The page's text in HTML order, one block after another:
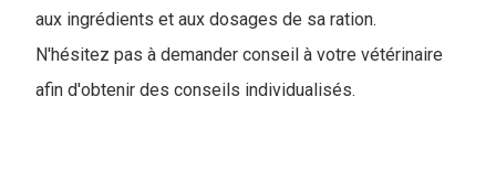
aux ingrédients et aux dosages de sa ration.
N'hésitez pas à demander conseil à votre vétérinaire
afin d'obtenir des conseils individualisés.